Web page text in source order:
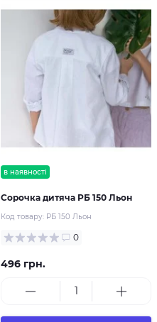
в наявності
Сорочка дитяча РБ 150 Льон
Код товару: РБ 150 Льон
0
496 грн.